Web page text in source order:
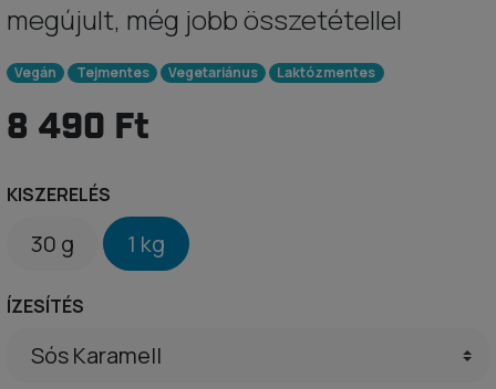
megújult, még jobb összetétellel
Vegán Tejmentes Vegetariánus Laktózmentes
8 490 Ft
KISZERELÉS
30 g 1 kg
ÍZESÍTÉS